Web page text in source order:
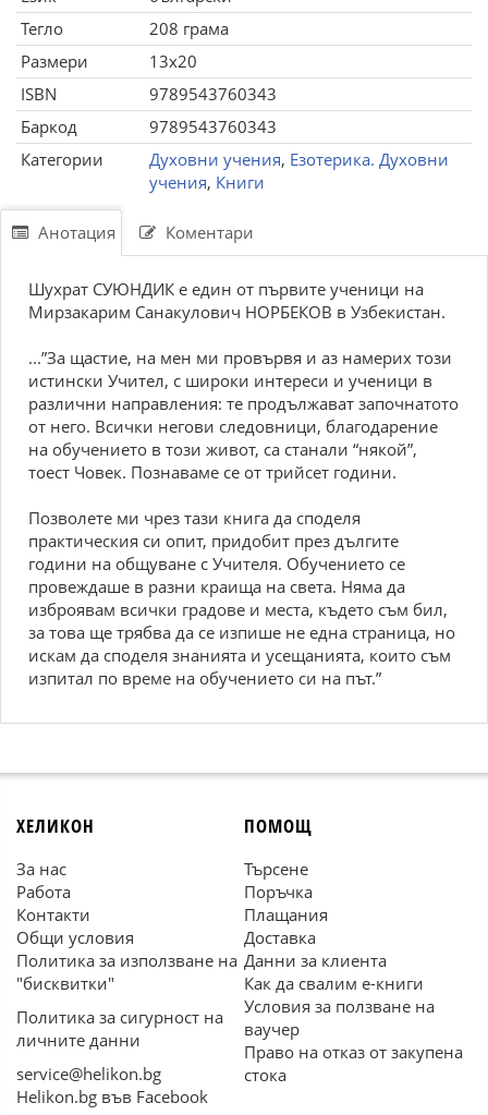
Тегло
208 грама
Размери
13x20
ISBN
9789543760343
Баркод
9789543760343
Категории
Духовни учения, Езотерика. Духовни
учения, Книги
Анотация Коментари
Шухрат СУЮНДИК е един от първите ученици на
Мирзакарим Санакулович НОРБЕКОВ в Узбекистан.
...”За щастие, на мен ми провървя и аз намерих този
истински Учител, с широки интереси и ученици в
различни направления: те продължават започнатото
от него. Всички негови следовници, благодарение
на обучението в този живот, са станали “някой”,
тоест Човек. Познаваме се от трийсет години.
Позволете ми чрез тази книга да споделя
практическия си опит, придобит през дългите
години на общуване с Учителя. Обучението се
провеждаше в разни краища на света. Няма да
изброявам всички градове и места, където съм бил,
за това ще трябва да се изпише не една страница, но
искам да споделя знанията и усещанията, които съм
изпитал по време на обучението си на път.”
ХЕЛИКОН
За нас
Работа
Контакти
Общи условия
Политика за използване на
"бисквитки"
Политика за сигурност на
личните данни
service@helikon.bg
Helikon.bg във Facebook
ПОМОЩ
Търсене
Поръчка
Плащания
Доставка
Данни за клиента
Как да свалим е-книги
Условия за ползване на
ваучер
Право на отказ от закупена
стока